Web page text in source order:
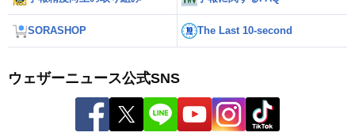
SORASHOP The Last 10-second
ウェザーニュース公式SNS